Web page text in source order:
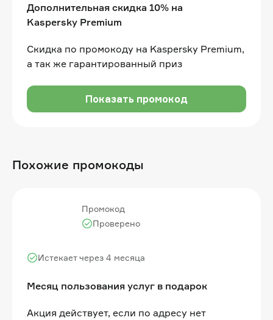
Дополнительная скидка 10% на
Kaspersky Premium
Скидка по промокоду на Kaspersky Premium,
а так же гарантированный приз
Показать промокод
Похожие промокоды
Промокод
Месяц пользования услуг в подарок
Истекает через 4 месяца
Проверено
Акция действует, если по адресу нет